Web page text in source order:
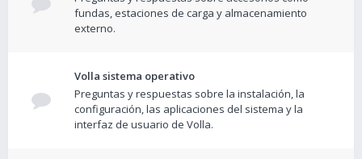
fundas, estaciones de carga y almacenamiento
externo.
Volla sistema operativo
Preguntas y respuestas sobre la instalación, la
configuración, las aplicaciones del sistema y la
interfaz de usuario de Volla.